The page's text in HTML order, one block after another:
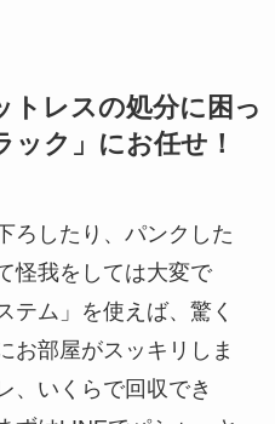
トレスの処分に困っ
ック」にお任せ！
ろしたり、パンクした
怪我をしては大変で
テム」を使えば、驚く
お部屋がスッキリしま
、いくらで回収でき